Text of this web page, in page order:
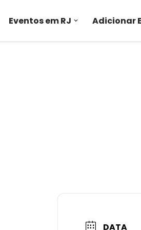
Eventos em RJ Adicionar
DATA